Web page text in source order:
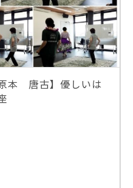
本 唐古】優しいは